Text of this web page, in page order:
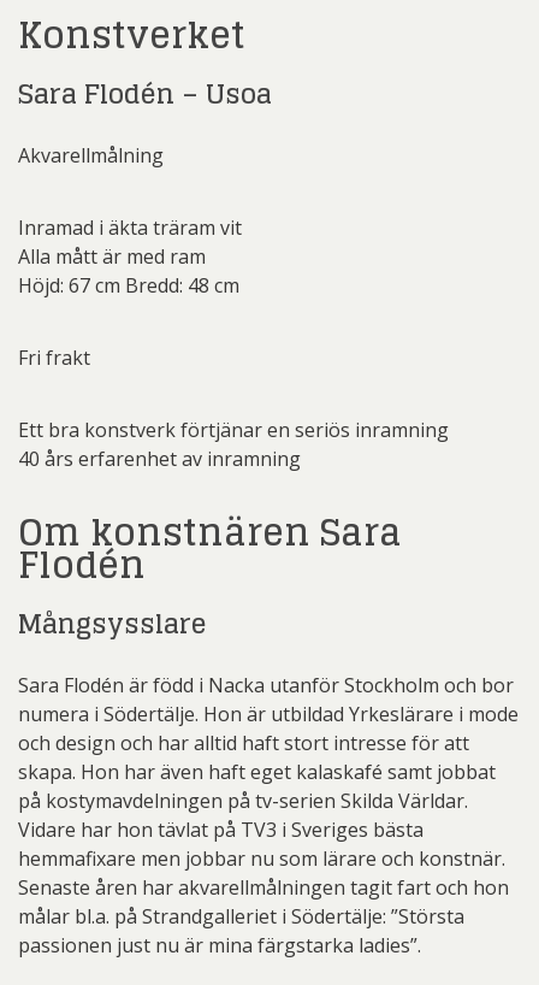
Konstverket
Sara Flodén – Usoa
Akvarellmålning
Inramad i äkta träram vit
Alla mått är med ram
Höjd: 67 cm Bredd: 48 cm
Fri frakt
Ett bra konstverk förtjänar en seriös inramning
40 års erfarenhet av inramning
Om konstnären Sara
Flodén
Mångsysslare
Sara Flodén är född i Nacka utanför Stockholm och bor
numera i Södertälje. Hon är utbildad Yrkeslärare i mode
och design och har alltid haft stort intresse för att
skapa. Hon har även haft eget kalaskafé samt jobbat
på kostymavdelningen på tv-serien Skilda Världar.
Vidare har hon tävlat på TV3 i Sveriges bästa
hemmafixare men jobbar nu som lärare och konstnär.
Senaste åren har akvarellmålningen tagit fart och hon
målar bl.a. på Strandgalleriet i Södertälje: ”Största
passionen just nu är mina färgstarka ladies”.